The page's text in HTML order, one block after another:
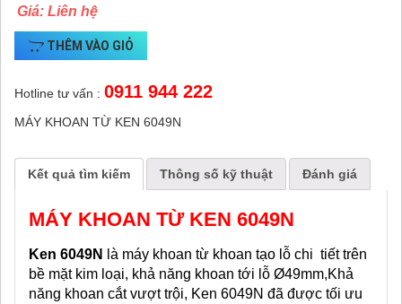
Giá: Liên hệ
THÊM VÀO GIỎ
Hotline tư vấn : 0911 944 222
MÁY KHOAN TỪ KEN 6049N
Kết quả tìm kiếm Thông số kỹ thuật Đánh giá
MÁY KHOAN TỪ KEN 6049N
Ken 6049N
là máy khoan từ khoan tạo lỗ chi tiết trên
bề mặt kim loại, khả năng khoan tới lỗ Ø49mm,Khả
năng khoan cắt vượt trội, Ken 6049N đã được tối ưu